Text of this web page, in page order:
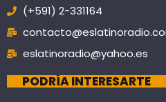
(+591) 2-331164
eslatinoradio@yahoo.es
PODRÍA INTERESARTE